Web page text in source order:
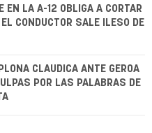
EN LA A-12 OBLIGA A CORTAR
CONDUCTOR SALE ILESO DE
CLAUDICA ANTE GEROA
POR LAS PALABRAS DE